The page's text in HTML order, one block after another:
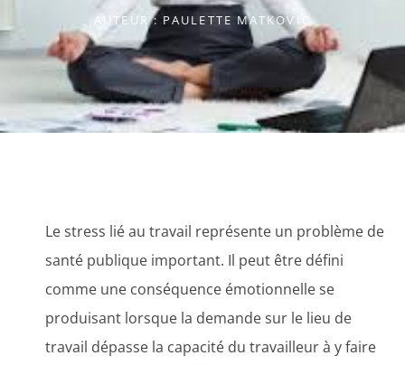
AUTEUR : PAULETTE MATKOVIC
Le stress lié au travail représente un problème de
santé publique important. Il peut être défini
comme une conséquence émotionnelle se
produisant lorsque la demande sur le lieu de
travail dépasse la capacité du travailleur à y faire